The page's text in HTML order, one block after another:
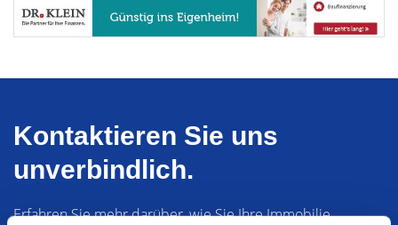
Kontaktieren Sie uns
unverbindlich.
Erfahren Sie mehr darüber, wie Sie Ihre Immobilie